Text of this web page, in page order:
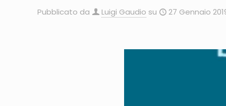
Pubblicato da Luigi Gaudio su 27 Gennaio